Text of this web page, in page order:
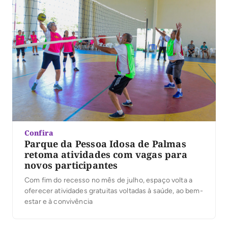
Confira
Parque da Pessoa Idosa de Palmas
retoma atividades com vagas para
novos participantes
Com fim do recesso no mês de julho, espaço volta a
oferecer atividades gratuitas voltadas à saúde, ao bem-
estar e à convivência